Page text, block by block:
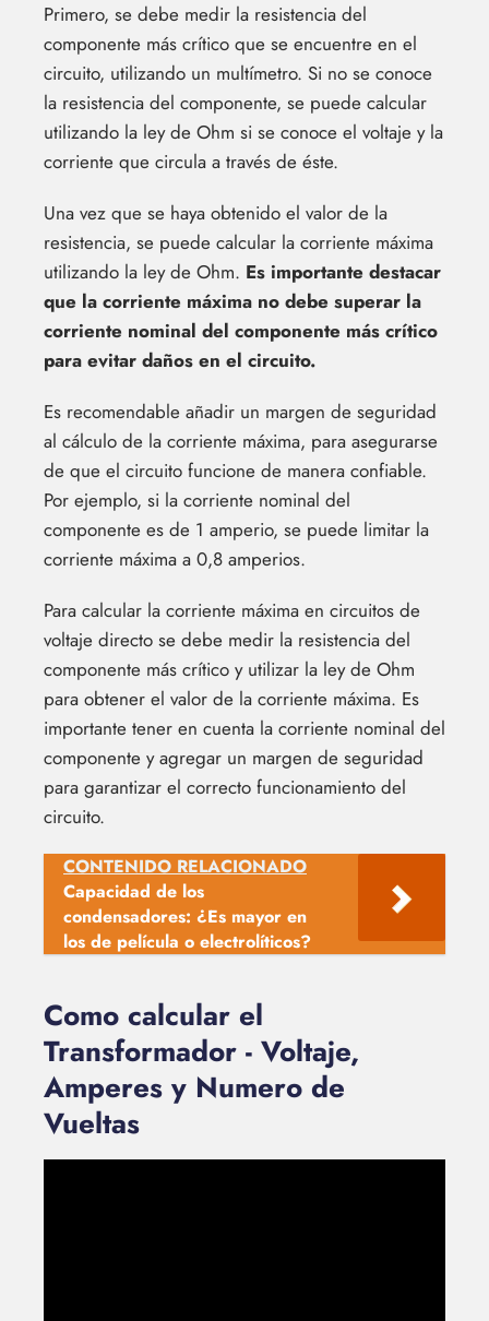
Primero, se debe medir la resistencia del
componente más crítico que se encuentre en el
circuito, utilizando un multímetro. Si no se conoce
la resistencia del componente, se puede calcular
utilizando la ley de Ohm si se conoce el voltaje y la
corriente que circula a través de éste.
Una vez que se haya obtenido el valor de la
resistencia, se puede calcular la corriente máxima
utilizando la ley de Ohm. Es importante destacar
que la corriente máxima no debe superar la
corriente nominal del componente más crítico
para evitar daños en el circuito.
Es recomendable añadir un margen de seguridad
al cálculo de la corriente máxima, para asegurarse
de que el circuito funcione de manera confiable.
Por ejemplo, si la corriente nominal del
componente es de 1 amperio, se puede limitar la
corriente máxima a 0,8 amperios.
Para calcular la corriente máxima en circuitos de
voltaje directo se debe medir la resistencia del
componente más crítico y utilizar la ley de Ohm
para obtener el valor de la corriente máxima. Es
importante tener en cuenta la corriente nominal del
componente y agregar un margen de seguridad
para garantizar el correcto funcionamiento del
circuito.
CONTENIDO RELACIONADO
Capacidad de los
condensadores: ¿Es mayor en
los de película o electrolíticos?
Como calcular el
Transformador - Voltaje,
Amperes y Numero de
Vueltas